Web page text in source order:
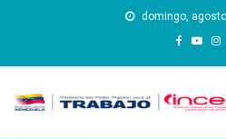
domingo,
Instituto
Capacitación